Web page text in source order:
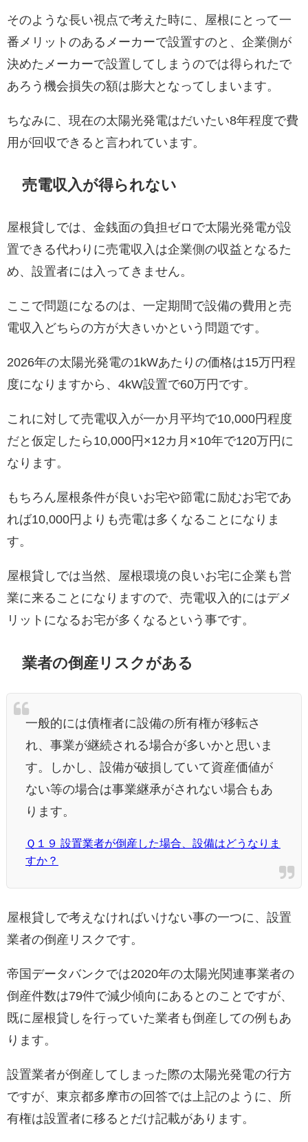
そのような長い視点で考えた時に、屋根にとって一
番メリットのあるメーカーで設置すのと、企業側が
決めたメーカーで設置してしまうのでは得られたで
あろう機会損失の額は膨大となってしまいます。
ちなみに、現在の太陽光発電はだいたい8年程度で費
用が回収できると言われています。
売電収入が得られない
屋根貸しでは、金銭面の負担ゼロで太陽光発電が設
置できる代わりに売電収入は企業側の収益となるた
め、設置者には入ってきません。
ここで問題になるのは、一定期間で設備の費用と売
電収入どちらの方が大きいかという問題です。
2026年の太陽光発電の1kWあたりの価格は15万円程
度になりますから、4kW設置で60万円です。
これに対して売電収入が一か月平均で10,000円程度
だと仮定したら10,000円×12カ月×10年で120万円に
なります。
もちろん屋根条件が良いお宅や節電に励むお宅であ
れば10,000円よりも売電は多くなることになりま
す。
屋根貸しでは当然、屋根環境の良いお宅に企業も営
業に来ることになりますので、売電収入的にはデメ
リットになるお宅が多くなるという事です。
業者の倒産リスクがある
一般的には債権者に設備の所有権が移転さ
れ、事業が継続される場合が多いかと思いま
す。しかし、設備が破損していて資産価値が
ない等の場合は事業継承がされない場合もあ
ります。
Ｑ１９ 設置業者が倒産した場合、設備はどうなりま
すか？
屋根貸しで考えなければいけない事の一つに、設置
業者の倒産リスクです。
帝国データバンクでは2020年の太陽光関連事業者の
倒産件数は79件で減少傾向にあるとのことですが、
既に屋根貸しを行っていた業者も倒産しての例もあ
ります。
設置業者が倒産してしまった際の太陽光発電の行方
ですが、東京都多摩市の回答では上記のように、所
有権は設置者に移るとだけ記載があります。